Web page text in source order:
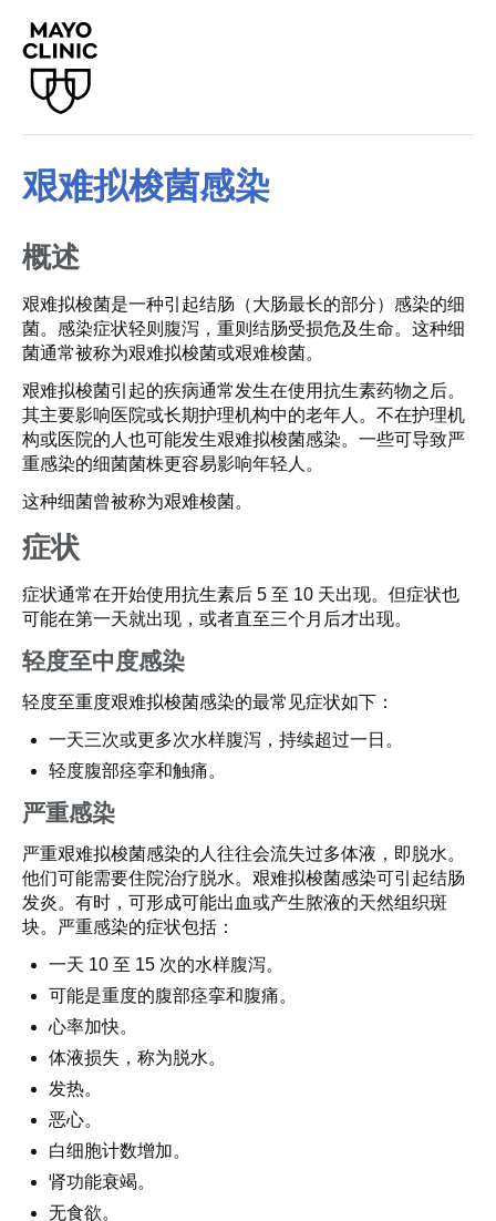
艰难拟梭菌感染
概述
艰难拟梭菌是一种引起结肠（大肠最长的部分）感染的细
菌。感染症状轻则腹泻，重则结肠受损危及生命。这种细
菌通常被称为艰难拟梭菌或艰难梭菌。
艰难拟梭菌引起的疾病通常发生在使用抗生素药物之后。
其主要影响医院或长期护理机构中的老年人。不在护理机
构或医院的人也可能发生艰难拟梭菌感染。一些可导致严
重感染的细菌菌株更容易影响年轻人。
这种细菌曾被称为艰难梭菌。
症状
症状通常在开始使用抗生素后 5 至 10 天出现。但症状也
可能在第一天就出现，或者直至三个月后才出现。
轻度至中度感染
轻度至重度艰难拟梭菌感染的最常见症状如下：
一天三次或更多次水样腹泻，持续超过一日。
轻度腹部痉挛和触痛。
严重感染
严重艰难拟梭菌感染的人往往会流失过多体液，即脱水。
他们可能需要住院治疗脱水。艰难拟梭菌感染可引起结肠
发炎。有时，可形成可能出血或产生脓液的天然组织斑
块。严重感染的症状包括：
一天 10 至 15 次的水样腹泻。
可能是重度的腹部痉挛和腹痛。
心率加快。
体液损失，称为脱水。
发热。
恶心。
白细胞计数增加。
肾功能衰竭。
无食欲。